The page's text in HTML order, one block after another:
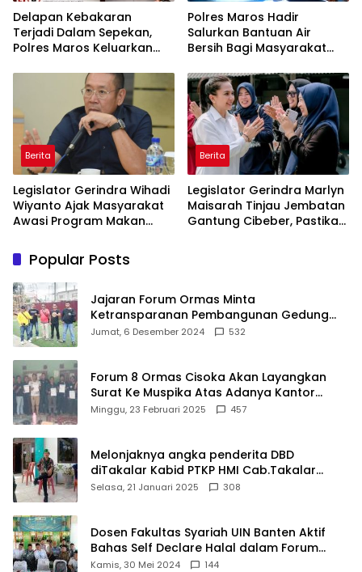
Delapan Kebakaran
Terjadi Dalam Sepekan,
Polres Maros Keluarkan
Masyarakat
Polres Maros Hadir
Salurkan Bantuan Air
Bersih Bagi Masyarakat
Di Maros
Berita
Legislator Gerindra Wihadi
Wiyanto Ajak Masyarakat
Awasi Program Makan
Sasaran
Berita
Legislator Gerindra Marlyn
Maisarah Tinjau Jembatan
Gantung Cibeber, Pastikan
Popular Posts
Jajaran Forum Ormas Minta
Ketransparanan Pembangunan Gedung
Damkar Di Kecamatan Cisoka
Jumat, 6 Desember 2024 532
Forum 8 Ormas Cisoka Akan Layangkan
Surat Ke Muspika Atas Adanya Kantor
Matel di Cisoka
Minggu, 23 Februari 2025 457
Melonjaknya angka penderita DBD
diTakalar Kabid PTKP HMI Cab.Takalar
angkat bicara
Selasa, 21 Januari 2025 308
Dosen Fakultas Syariah UIN Banten Aktif
Bahas Self Declare Halal dalam Forum
Ijtima Ulama MUI
Kamis, 30 Mei 2024 144